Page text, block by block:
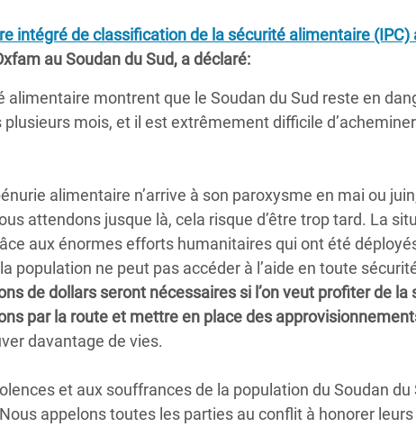
Alimentaire en Afrique de
l’Est
Crise au Yémen
Crise des Réfugié·es au
Soudan du Sud
Crise en Syrie
Cache
et aux
intégré de classification de la sécurité alimentaire (IPC)
au Soudan du Sud, a déclaré:
alimentaire montrent que le Soudan du Sud reste en
mois, et il est extrêmement difficile
alimentaire n’arrive à son paroxysme en mai ou
attendons jusque là, cela risque d’être trop tard. La
aux énormes efforts humanitaires qui ont été
population ne peut pas accéder à l’aide en toute
de dollars seront nécessaires si l’on veut profiter de
par la route et mettre en place des
davantage de vies.
et aux souffrances de la population du Soudan du
appelons toutes les parties au conflit à honorer